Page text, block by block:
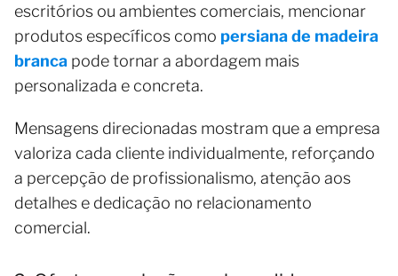
escritórios ou ambientes comerciais, mencionar
produtos específicos como persiana de madeira
branca pode tornar a abordagem mais
personalizada e concreta.
Mensagens direcionadas mostram que a empresa
valoriza cada cliente individualmente, reforçando
a percepção de profissionalismo, atenção aos
detalhes e dedicação no relacionamento
comercial.